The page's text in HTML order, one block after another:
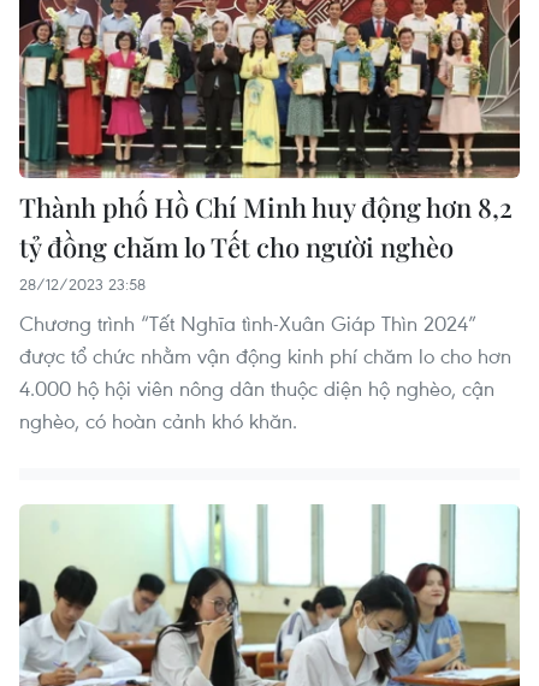
Thành phố Hồ Chí Minh huy động hơn 8,2
tỷ đồng chăm lo Tết cho người nghèo
28/12/2023 23:58
Chương trình “Tết Nghĩa tình-Xuân Giáp Thìn 2024”
được tổ chức nhằm vận động kinh phí chăm lo cho hơn
4.000 hộ hội viên nông dân thuộc diện hộ nghèo, cận
nghèo, có hoàn cảnh khó khăn.